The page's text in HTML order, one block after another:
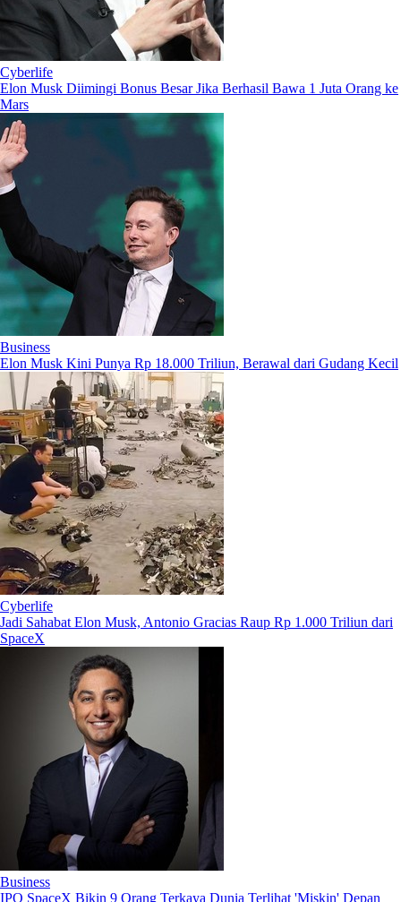
Cyberlife
Elon Musk Diimingi Bonus Besar Jika Berhasil Bawa 1 Juta Orang ke
Mars
Business
Elon Musk Kini Punya Rp 18.000 Triliun, Berawal dari Gudang Kecil
Cyberlife
Jadi Sahabat Elon Musk, Antonio Gracias Raup Rp 1.000 Triliun dari
SpaceX
Business
IPO SpaceX Bikin 9 Orang Terkaya Dunia Terlihat 'Miskin' Depan